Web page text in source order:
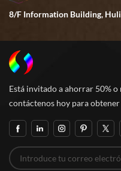
8/F Information Building,
Está invitado a ahorrar 50% o
contáctenos hoy para